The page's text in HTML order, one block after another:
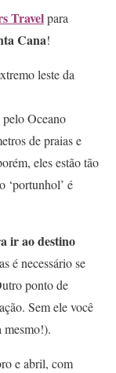
Travelpara
Cana!
leste da
Oceano
de praias e
eles estão tão
‘portunhol’ é
ir ao destino
é necessário se
ponto de
Sem ele você
mesmo!).
e abril, com